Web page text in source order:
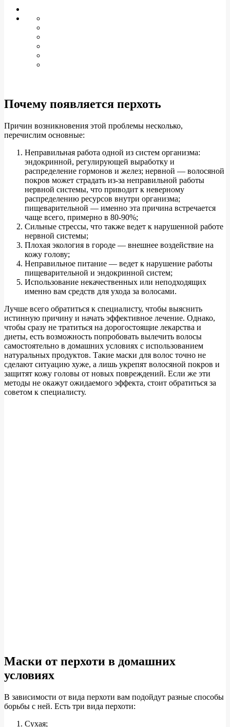
Почему появляется перхоть
Причин возникновения этой проблемы несколько,
перечислим основные:
Неправильная работа одной из систем организма:
эндокринной, регулирующей выработку и
распределение гормонов и желез; нервной — волосяной
покров может страдать из-за неправильной работы
нервной системы, что приводит к неверному
распределению ресурсов внутри организма;
пищеварительной — именно эта причина встречается
чаще всего, примерно в 80-90%;
Сильные стрессы, что также ведет к нарушенной работе
нервной системы;
Плохая экология в городе — внешнее воздействие на
кожу голову;
Неправильное питание — ведет к нарушение работы
пищеварительной и эндокринной систем;
Использование некачественных или неподходящих
именно вам средств для ухода за волосами.
Лучше всего обратиться к специалисту, чтобы выяснить
истинную причину и начать эффективное лечение. Однако,
чтобы сразу не тратиться на дорогостоящие лекарства и
диеты, есть возможность попробовать вылечить волосы
самостоятельно в домашних условиях с использованием
натуральных продуктов. Такие маски для волос точно не
сделают ситуацию хуже, а лишь укрепят волосяной покров и
защитят кожу головы от новых повреждений. Если же эти
методы не окажут ожидаемого эффекта, стоит обратиться за
советом к специалисту.
Маски от перхоти в домашних
условиях
В зависимости от вида перхоти вам подойдут разные способы
борьбы с ней. Есть три вида перхоти:
Сухая;